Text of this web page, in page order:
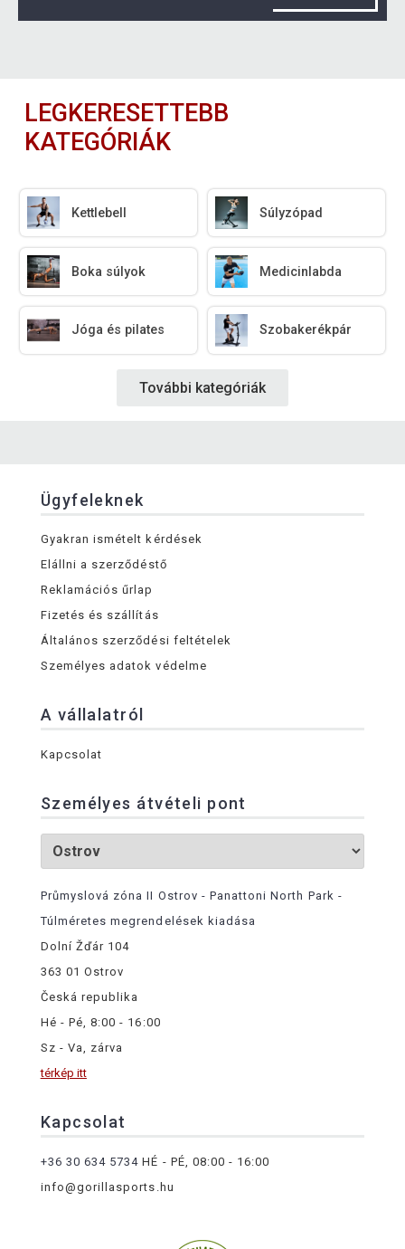
LEGKERESETTEBB
KATEGÓRIÁK
Kettlebell Súlyzópad
Boka súlyok Medicinlabda
Jóga és pilates Szobakerékpár
További kategóriák
Ügyfeleknek
Gyakran ismételt kérdések
Elállni a szerződéstő
Reklamációs űrlap
Fizetés és szállítás
Általános szerződési feltételek
Személyes adatok védelme
A vállalatról
Kapcsolat
Személyes átvételi pont
Průmyslová zóna II Ostrov - Panattoni North Park -
Túlméretes megrendelések kiadása
Dolní Žďár 104
363 01 Ostrov
Česká republika
Hé - Pé, 8:00 - 16:00
Sz - Va, zárva
térkép itt
Kapcsolat
+36 30 634 5734 HÉ - PÉ, 08:00 - 16:00
info@gorillasports.hu